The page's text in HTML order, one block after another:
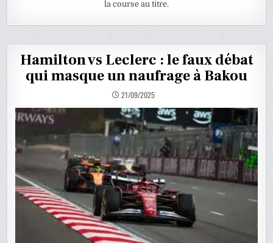
la course au titre.
Hamilton vs Leclerc : le faux débat
qui masque un naufrage à Bakou
21/09/2025